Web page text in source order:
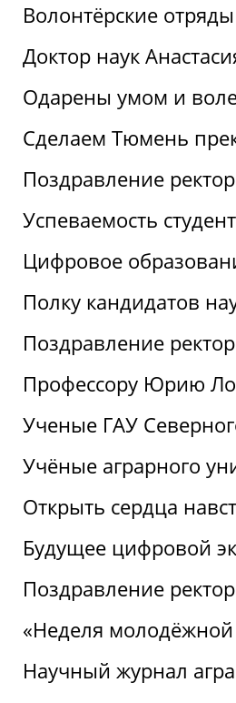
Волонтёрские
Доктор наук
Одарены умом и
Сделаем Тюмень
Поздравление
Успеваемость
Цифровое
Полку кандидатов
Поздравление
Профессору Юрию
Ученые ГАУ
Учёные аграрного
Открыть сердца
Будущее цифровой
Поздравление
«Неделя молодёжной
Научный журнал